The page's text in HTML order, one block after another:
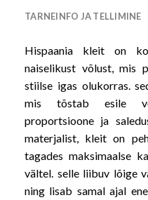
TARNEINFO JA TELLIMINE
Hispaania kleit on
naiselikust võlust, mis
stiilse igas olukorras.
mis tõstab esile
proportsioone ja
materjalist, kleit on
tagades maksimaalse
vältel. selle liibuv lõige
ning lisab samal ajal